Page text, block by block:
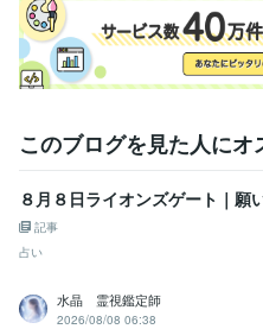
このブログを見た人にオ
８月８日ライオンズゲート｜願
記事
占い
水晶 霊視鑑定師
2026/08/08 06:38